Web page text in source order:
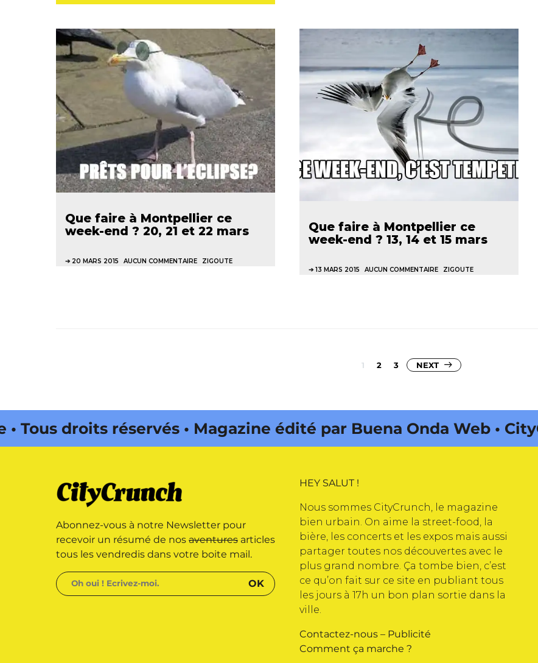
Que faire à Montpellier ce
week-end ? 20, 21 et 22 mars
20 MARS 2015 AUCUN COMMENTAIRE ZIGOUTE
Que faire à Montpellier ce
week-end ? 13, 14 et 15 mars
13 MARS 2015 AUCUN COMMENTAIRE ZIGOUTE
Pagination
1 2 3 NEXT
droits réservés • Magazine édité par Buena Onda Web •
Abonnez-vous à notre Newsletter pour
recevoir un résumé de nos aventures articles
tous les vendredis dans votre boite mail.
HEY SALUT !
Nous sommes CityCrunch, le magazine
bien urbain. On aime la street-food, la
bière, les concerts et les expos mais aussi
partager toutes nos découvertes avec le
plus grand nombre. Ça tombe bien, c’est
ce qu’on fait sur ce site en publiant tous
les jours à 17h un bon plan sortie dans la
ville.
Contactez-nous – Publicité
Comment ça marche ?